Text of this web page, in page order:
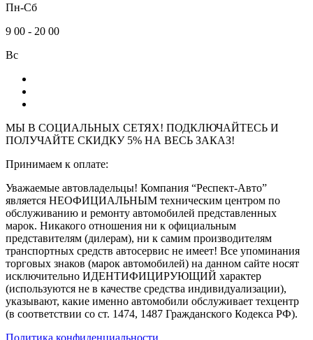
Пн-Сб
9 00 - 20 00
Вс
МЫ В СОЦИАЛЬНЫХ СЕТЯХ! ПОДКЛЮЧАЙТЕСЬ И
ПОЛУЧАЙТЕ СКИДКУ 5% НА ВЕСЬ ЗАКАЗ!
Принимаем к оплате:
Уважаемые автовладельцы! Компания “Респект-Авто”
является НЕОФИЦИАЛЬНЫМ техническим центром по
обслуживанию и ремонту автомобилей представленных
марок. Никакого отношения ни к официальным
представителям (дилерам), ни к самим производителям
транспортных средств автосервис не имеет! Все упоминания
торговых знаков (марок автомобилей) на данном сайте носят
исключительно ИДЕНТИФИЦИРУЮЩИЙ характер
(используются не в качестве средства индивидуализации),
указывают, какие именно автомобили обслуживает техцентр
(в соответствии со ст. 1474, 1487 Гражданского Кодекса РФ).
Политика конфиденциальности